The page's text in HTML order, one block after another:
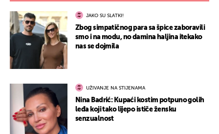
JAKO SU SLATKI!
Zbog simpatičnog para sa špice zaboravili
smo i na modu, no damina haljina itekako
nas se dojmila
UŽIVANJE NA STIJENAMA
Nina Badrić: Kupaći kostim potpuno golih
leđa koji tako lijepo ističe žensku
senzualnost